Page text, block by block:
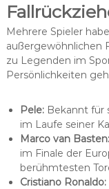
Mehrere Spieler
außergewöhnlichen
zu Legenden im
Persönlichkeiten
Pele:Bekannt für
im Laufe seiner
Marco van Basten:
im Finale der
berühmtesten
Cristiano Ronaldo: